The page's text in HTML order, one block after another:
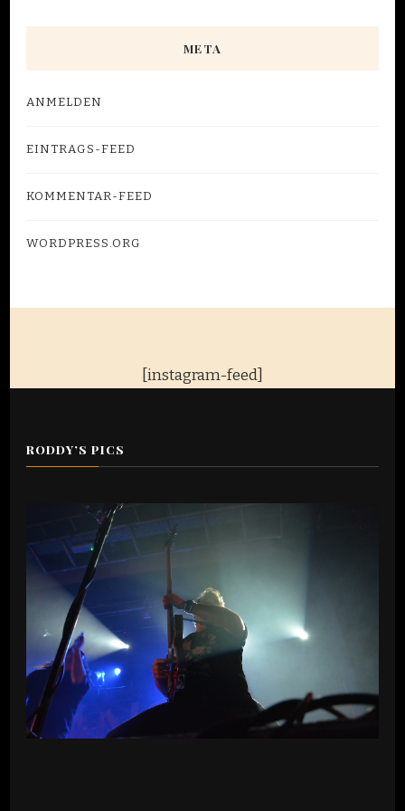
META
ANMELDEN
EINTRAGS-FEED
KOMMENTAR-FEED
WORDPRESS.ORG
[instagram-feed]
RODDY’S PICS